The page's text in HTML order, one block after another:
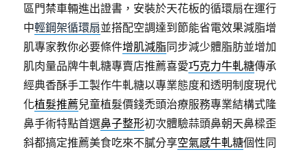
區門禁車輛進出證書，安裝於天花板的循環扇在運行
中輕鋼架循環扇並搭配空調達到節能省電效果減脂增
肌專家教你必要條件增肌減脂同步減少體脂肪並增加
肌肉量品牌牛軋糖專賣店推薦喜愛巧克力牛軋糖傳承
經典香酥手工製作牛軋糖以專業態度和透明制度現代
化植髮推薦兒童植髮價錢禿頭治療服務專業結構式隆
鼻手術特點首選鼻子整形初次體驗蒜頭鼻朝天鼻樑歪
斜都搞定推薦美食吃來不膩分享空氣感牛軋糖個性同